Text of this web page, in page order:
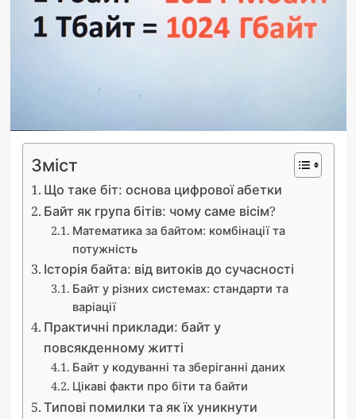
Зміст
Що таке біт: основа цифрової абетки
Байт як група бітів: чому саме вісім?
Математика за байтом: комбінації та
потужність
Історія байта: від витоків до сучасності
Байт у різних системах: стандарти та
варіації
Практичні приклади: байт у
повсякденному житті
Байт у кодуванні та зберіганні даних
Цікаві факти про біти та байти
Типові помилки та як їх уникнути